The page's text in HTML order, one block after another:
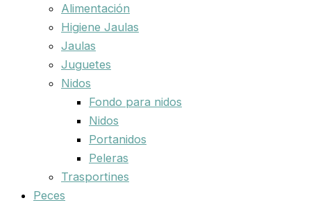
Alimentación
Higiene Jaulas
Jaulas
Juguetes
Nidos
Fondo para nidos
Nidos
Portanidos
Peleras
Trasportines
Peces